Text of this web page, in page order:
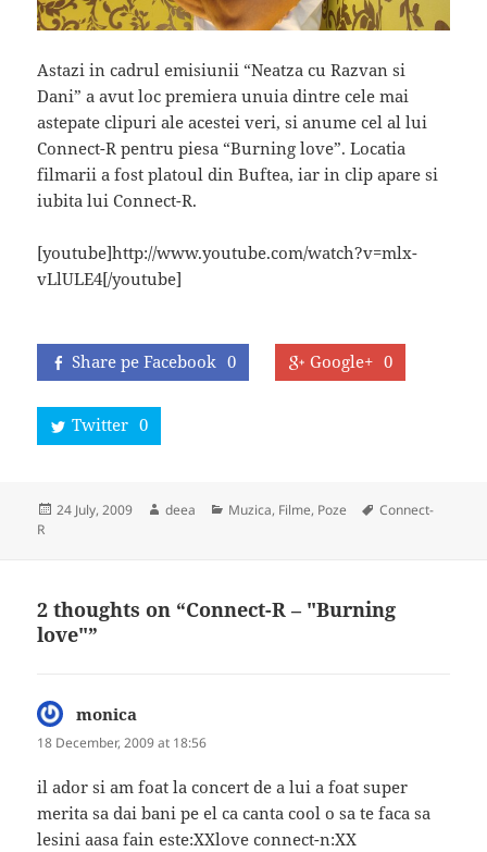
Astazi in cadrul emisiunii “Neatza cu Razvan si
Dani” a avut loc premiera unuia dintre cele mai
astepate clipuri ale acestei veri, si anume cel al lui
Connect-R pentru piesa “Burning love”. Locatia
filmarii a fost platoul din Buftea, iar in clip apare si
iubita lui Connect-R.
[youtube]http://www.youtube.com/watch?v=mlx-
vLlULE4[/youtube]
Share pe Facebook 0 Google+ 0
Twitter 0
Posted
24 July, 2009 Author
deea Categories
Muzica, Filme, Poze Tags
Connect-
R
2 thoughts on “Connect-R – "Burning
love"”
monica
18 December, 2009 at 18:56
il ador si am foat la concert de a lui a foat super
merita sa dai bani pe el ca canta cool o sa te faca sa
lesini aasa fain este:XXlove connect-n:XX